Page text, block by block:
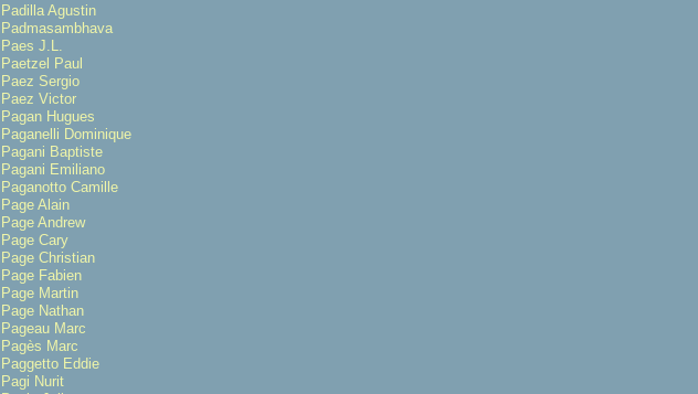
Padilla Agustin
Padmasambhava
Paes J.L.
Paetzel Paul
Paez Sergio
Paez Victor
Pagan Hugues
Paganelli Dominique
Pagani Baptiste
Pagani Emiliano
Paganotto Camille
Page Alain
Page Andrew
Page Cary
Page Christian
Page Fabien
Page Martin
Page Nathan
Pageau Marc
Pagès Marc
Paggetto Eddie
Pagi Nurit